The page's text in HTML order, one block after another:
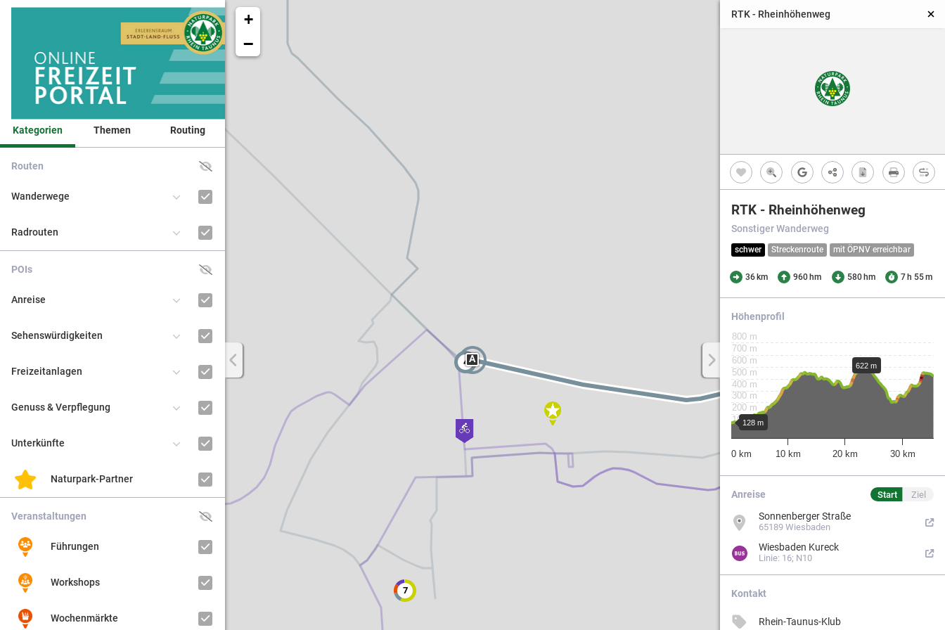
4
7
A
+
−
Kategorien Themen Routing
Routen
Wanderwege
Radrouten
POIs
Anreise
Sehenswürdigkeiten
Freizeitanlagen
Genuss & Verpflegung
Unterkünfte
Naturpark-Partner
Veranstaltungen
Führungen
Workshops
Wochenmärkte
Naturparkpartner
Kinder und Familien
nachhaltige Entwicklung
Regionale Erzeuger
Barrierearme Wege
Freizeitwegenetz in Planung
Nicht beschilderter aber begehbarer Weg.
Knotenpunkt
Knoten mit Starttafel
Bietet eine Übersichtskarte des Wandergebiets
und i.d.R. einen Parkplatz. Eignet sich
99 Ausgewählter Startknoten
Ausgewählter Zwischenknoten
RTK - Rheinhöhenweg
RTK - Rheinhöhenweg
Sonstiger Wanderweg
schwer Streckenroute mit ÖPNV erreichbar
36 km 960 hm 580 hm 7 h 55 m
Höhenprofil
0 m
100 m
200 m
300 m
400 m
500 m
600 m
700 m
800 m
622 m
128 m
0 km 10 km 20 km 30 km
Anreise Start Ziel
Sonnenberger Straße
65189 Wiesbaden
Wiesbaden Kureck
Linie: 16; N10
Kontakt
Rhein-Taunus-Klub